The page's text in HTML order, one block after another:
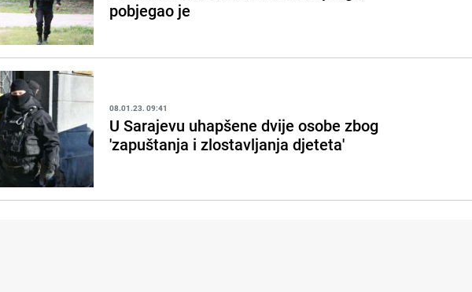
pobjegao je
08.01.23. 09:41
U Sarajevu uhapšene dvije osobe zbog
'zapuštanja i zlostavljanja djeteta'